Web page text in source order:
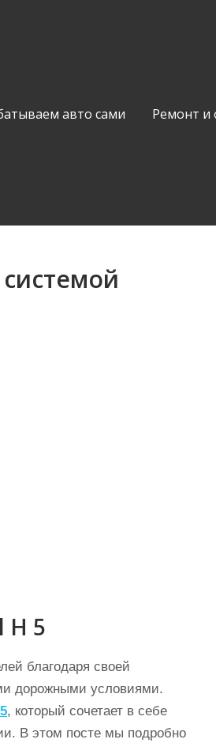
авто сами Ремонт и
Н 5
благодаря своей
дорожными условиями.
, который сочетает в себе
В этом посте мы подробно